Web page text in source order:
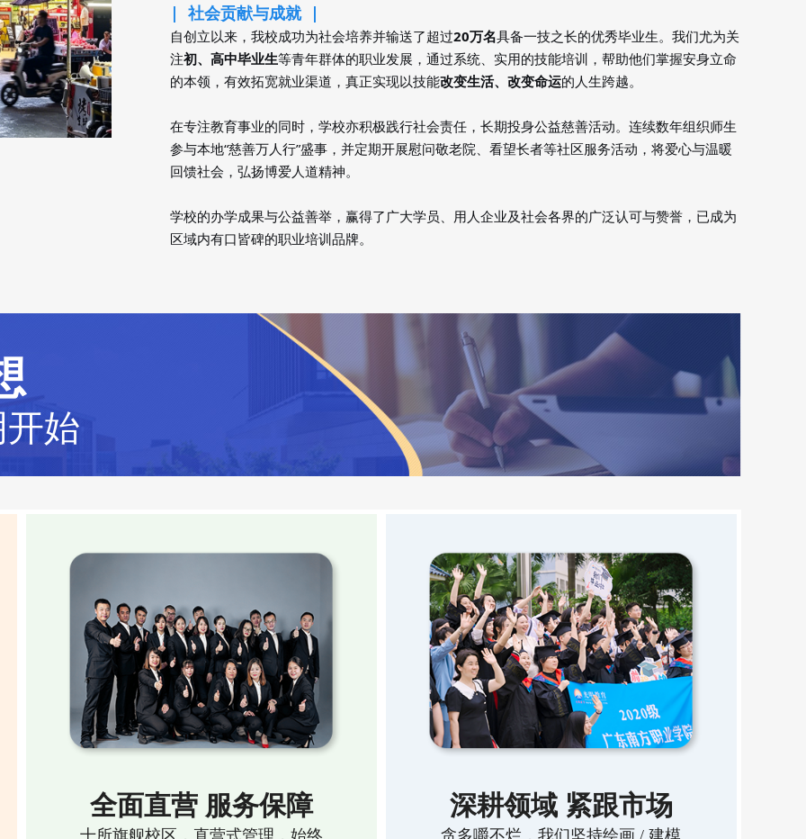
| 社会贡献与成就 |
自创立以来，我校成功为社会培养并输送了超过20万名具备一技之长的优秀毕业生。我们尤为关
注初、高中毕业生等青年群体的职业发展，通过系统、实用的技能培训，帮助他们掌握安身立命
的本领，有效拓宽就业渠道，真正实现以技能改变生活、改变命运的人生跨越。
在专注教育事业的同时，学校亦积极践行社会责任，长期投身公益慈善活动。连续数年组织师生
参与本地“慈善万人行”盛事，并定期开展慰问敬老院、看望长者等社区服务活动，将爱心与温暖
回馈社会，弘扬博爱人道精神。
学校的办学成果与公益善举，赢得了广大学员、用人企业及社会各界的广泛认可与赞誉，已成为
区域内有口皆碑的职业培训品牌。
始
全面直营 服务保障
十所旗舰校区，直营式管理，始终
深耕领域 紧跟市场
贪多嚼不烂，我们坚持绘画 / 建模